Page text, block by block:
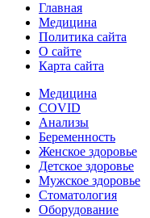
Главная
Медицина
Политика сайта
О сайте
Карта сайта
Медицина
COVID
Анализы
Беременность
Женское здоровье
Детское здоровье
Мужское здоровье
Стоматология
Оборудование